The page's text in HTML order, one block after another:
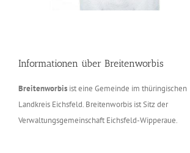
Informationen über Breitenworbis
Breitenworbis ist eine Gemeinde im thüringischen
Landkreis Eichsfeld. Breitenworbis ist Sitz der
Verwaltungsgemeinschaft Eichsfeld-Wipperaue.